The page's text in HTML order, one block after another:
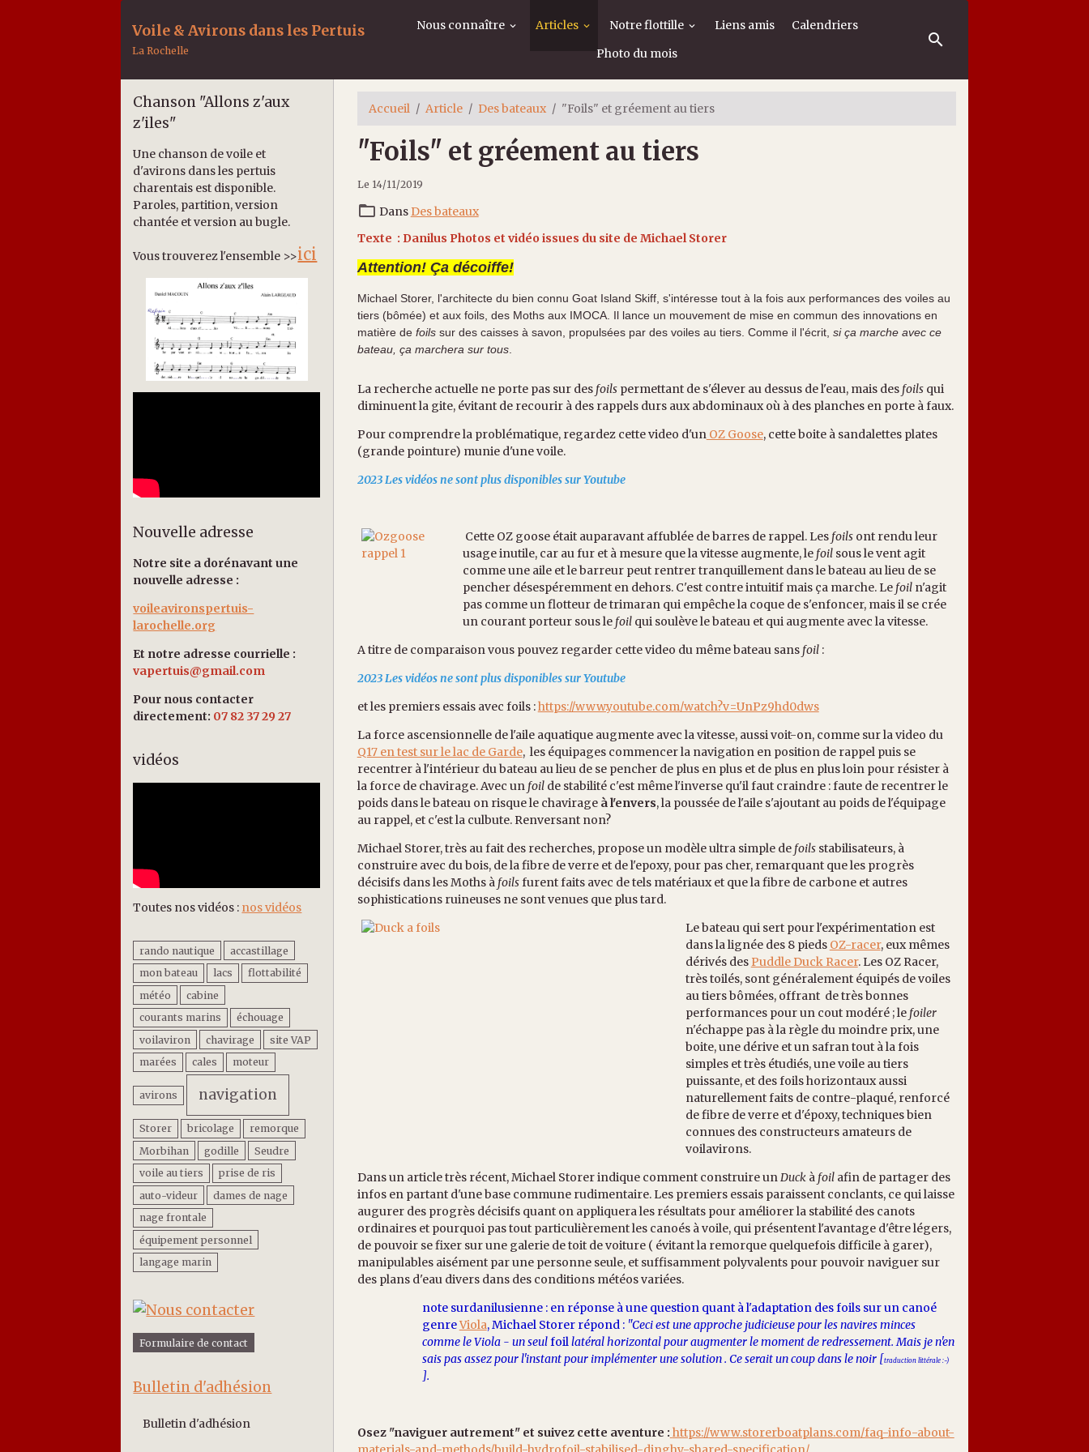
Voile & Avirons dans les Pertuis
La Rochelle
Nous connaître Articles Notre flottille Liens amis
Calendriers
Photo du mois
Accueil Article Des bateaux "Foils" et gréement au tiers
"Foils" et gréement au tiers
Le 14/11/2019
Dans Des bateaux
Texte : Danilus Photos et vidéo issues du site de Michael Storer
Attention! Ça décoiffe!
Michael Storer, l'architecte du bien connu Goat Island Skiff, s'intéresse tout à la fois aux performances des voiles au
tiers (bômée) et aux foils, des Moths aux IMOCA. Il lance un mouvement de mise en commun des innovations en
matière de foilssur des caisses à savon, propulsées par des voiles au tiers. Comme il l'écrit, si ça marche avec ce
bateau, ça marchera sur tous.
La recherche actuelle ne porte pas sur des foilspermettant de s'élever au dessus de l'eau, mais des foilsqui
diminuent la gite, évitant de recourir à des rappels durs aux abdominaux où à des planches en porte à faux.
Pour comprendre la problématique, regardez cette video d'unOZ Goose, cette boite à sandalettes plates
(grande pointure) munie d'une voile.
2023 Les vidéos ne sont plus disponibles sur Youtube
Cette OZ goose était auparavant affublée de barres de rappel. Les foilsont rendu leur
usage inutile, car au fur et à mesure que la vitesse augmente, le foilsous le vent agit
comme une aile et le barreur peut rentrer tranquillement dans le bateau au lieu de se
pencher désespéremment en dehors. C'est contre intuitif mais ça marche. Le foil n'agit
pas comme un flotteur de trimaran qui empêche la coque de s'enfoncer, mais il se crée
un courant porteur sous le foilqui soulève le bateau et qui augmente avec la vitesse.
A titre de comparaison vous pouvez regarder cette video du même bateau sans foil:
2023 Les vidéos ne sont plus disponibles sur Youtube
et les premiers essais avec foils :https://www.youtube.com/watch?v=UnPz9hd0dws
La force ascensionnelle de l'aile aquatique augmente avec la vitesse, aussi voit-on, comme sur la video du
Q17 en test sur le lac de Garde, les équipages commencer la navigation en position de rappel puis se
recentrer à l'intérieur du bateau au lieu de se pencher de plus en plus et de plus en plus loin pour résister à
la force de chavirage. Avec un foilde stabilité c'est même l'inverse qu'il faut craindre : faute de recentrer le
poids dans le bateau on risque le chavirage à l'envers, la poussée de l'aile s'ajoutant au poids de l'équipage
au rappel, et c'est la culbute. Renversant non?
Michael Storer, très au fait des recherches, propose un modèle ultra simple de foils stabilisateurs, à
construire avec du bois, de la fibre de verre et de l'epoxy, pour pas cher, remarquant que les progrès
décisifs dans les Moths à foilsfurent faits avec de tels matériaux et que la fibre de carbone et autres
sophistications ruineuses ne sont venues que plus tard.
Le bateau qui sert pour l'expérimentation est
dans la lignée des 8 pieds OZ-racer, eux mêmes
dérivés des Puddle Duck Racer. Les OZ Racer,
très toilés, sont généralement équipés de voiles
au tiers bômées, offrant de très bonnes
performances pour un cout modéré ; le foiler
n'échappe pas à la règle du moindre prix, une
boite, une dérive et un safran tout à la fois
simples et très étudiés, une voile au tiers
puissante, et des foils horizontaux aussi
naturellement faits de contre-plaqué, renforcé
de fibre de verre et d'époxy, techniques bien
connues des constructeurs amateurs de
voilavirons.
Dans un article très récent, Michael Storer indique comment construire unDuckàfoil afin de partager des
infos en partant d'une base commune rudimentaire. Les premiers essais paraissent conclants, ce qui laisse
augurer des progrès décisifs quant on appliquera les résultats pour améliorer la stabilité des canots
ordinaires et pourquoi pas tout particulièrement les canoés à voile, qui présentent l'avantage d'être légers,
de pouvoir se fixer sur une galerie de toit de voiture ( évitant la remorque quelquefois difficile à garer),
manipulables aisément par une personne seule, et suffisamment polyvalents pour pouvoir naviguer sur
des plans d'eau divers dans des conditions météos variées.
note surdanilusienne : en réponse à une question quant à l'adaptation des foils sur un canoé
genreViola, Michael Storer répond : "Ceci est une approche judicieuse pour les navires minces
comme le Viola - un seulfoillatéral horizontal pour augmenter le moment de redressement. Mais je n'en
sais pas assezpour l'instantpour implémenter une solution . Ce serait un coup dans le noir [traduction littérale :-)
].
Osez "naviguer autrement" et suivez cette aventure : https://www.storerboatplans.com/faq-info-about-
Chanson "Allons z'aux
z'iles"
Une chanson de voile et
d'avirons dans les pertuis
charentais est disponible.
Paroles, partition, version
chantée et version au bugle.
Vous trouverez l'ensemble >>ici
Nouvelle adresse
Notre site a dorénavant une
nouvelle adresse :
voileavironspertuis-
larochelle.org
Et notre adresse courrielle :
vapertuis@gmail.com
Pour nous contacter
directement: 07 82 37 29 27
vidéos
Toutes nos vidéos : nos vidéos
rando nautique
accastillage
mon bateau
lacs
flottabilité
météo
cabine
courants marins
échouage
voilaviron
chavirage
site VAP
marées
cales moteur
avirons navigation
Storer bricolage
remorque
Morbihan
godille
Seudre
voile au tiers
prise de ris
auto-videur
dames de nage
nage frontale
équipement personnel
langage marin
Formulaire de contact
Bulletin d'adhésion
Bulletin d'adhésion